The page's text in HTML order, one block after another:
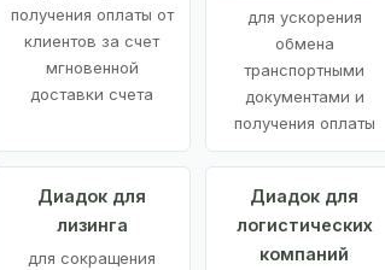
получения оплаты от
клиентов за счет
мгновенной
доставки счета
для ускорения
обмена
транспортными
документами и
получения оплаты
Диадок для
лизинга
для сокращения
Диадок для
логистических
компаний